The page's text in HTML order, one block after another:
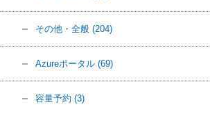
その他・全般 (204)
Azureポータル (69)
容量予約 (3)